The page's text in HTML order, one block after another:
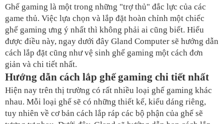
Ghế gaming là một trong những "trợ thủ" đắc lực của các
game thủ. Việc lựa chọn và lắp đặt hoàn chỉnh một chiếc
ghế gaming ưng ý nhất thì không phải ai cũng biết. Hiểu
được điều này, ngay dưới đây Gland Computer sẽ hướng dẫn
cách lắp đặt cũng như vệ sinh ghế gaming một cách đơn
giản và chi tiết nhất.
Hướng dẫn cách lắp ghế gaming chi tiết nhất
Hiện nay trên thị trường có rất nhiều loại ghế gaming khác
nhau. Mỗi loại ghế sẽ có những thiết kế, kiểu dáng riêng,
tuy nhiên về cơ bản cách lắp ráp các bộ phận của ghế sẽ